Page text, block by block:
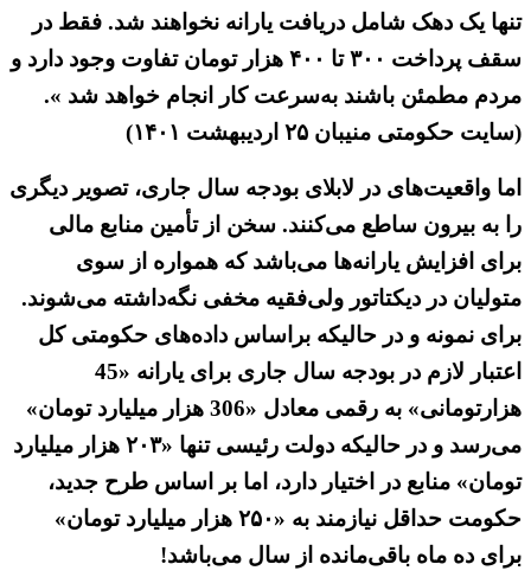
تنها یک دهک شامل دریافت یارانه نخواهند شد. فقط در
سقف پرداخت ۳۰۰ تا ۴۰۰ هزار تومان تفاوت وجود دارد و
مردم مطمئن باشند به‌سرعت کار انجام خواهد شد ».
(سایت حکومتی منیبان ۲۵ اردیبهشت ۱۴۰۱)
اما واقعیت‌های در لابلای بودجه سال جاری، تصویر دیگری
را به بیرون ساطع می‌کنند. سخن از تأمین منابع مالی
برای افزایش یارانه‌ها می‌باشد که همواره از سوی
متولیان در دیکتاتور ولی‌فقیه مخفی نگه‌داشته می‌شوند.
برای نمونه و در حالیکه براساس داده‌های حکومتی کل
اعتبار لازم در بودجه سال جاری برای یارانه «45
هزارتومانی» به رقمی معادل «306 هزار میلیارد تومان»
می‌رسد و در حالیکه دولت رئیسی تنها «۲۰۳ هزار میلیارد
تومان» منابع در اختیار دارد، اما بر اساس طرح جدید،
حکومت حداقل نیازمند به «۲۵۰ هزار میلیارد تومان»
برای ده ماه باقی‌مانده از سال می‌باشد!